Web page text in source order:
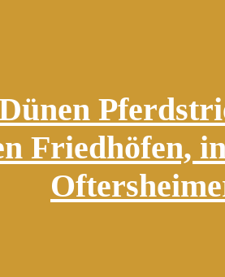
Friedhöfen,